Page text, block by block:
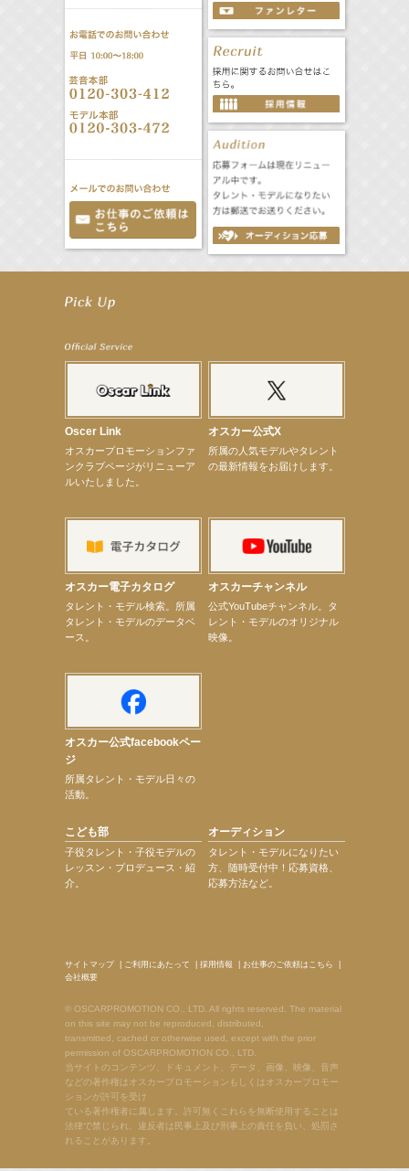
【武井咲】ENFÖLD 2026 PF/FW archetypeに登場！
【elfin’】8月16日（日）「全世界」発売記念イベント決定！
【elfin’】7thシングル『全世界』がFM TANABEでO.A.決定♪
【昆虫ハンター牧田習】宝塚市立手塚治虫記念館トークショー＆宝塚文化芸術センター昆虫展示イ
ショーゲスト出演！
【定本楓馬】WEB DIGVII 連載企画『東京23時』に登場！
【髙橋ひかる】7月雑誌掲載情報
【elfin’】7thシングル『全世界』がFMふくろうでパワープレイO.A.決定
【elfin’】【辻美優】8月28日（金）「辻美優(elfin’)グレイテスト・ショー」に出演決定！
【elfin’】9月27日（日）「Beauty Voice Theater Reboot Vol.3」開催決定！
【本田紗来】「Ray」9月号発売中！
【宇垣美里】「マンガ【推しの子】展‐星のキセキ‐」オープニングイベント
Oscer Link
オスカープロモーションファ
ンクラブページがリニューア
ルいたしました。
オスカー公式X
所属の人気モデルやタレント
の最新情報をお届けします。
オスカー電子カタログ
タレント・モデル検索。所属
タレント・モデルのデータベ
ース。
オスカーチャンネル
公式YouTubeチャンネル。タ
レント・モデルのオリジナル
映像。
オスカー公式facebookペー
ジ
所属タレント・モデル日々の
活動。
こども部
子役タレント・子役モデルの
レッスン・プロデュース・紹
介。
オーディション
タレント・モデルになりたい
方、随時受付中！応募資格、
応募方法など。
サイトマップ| ご利用にあたって 採用情報 お仕事のご依頼はこちら
会社概要
© OSCARPROMOTION CO., LTD. All rights reserved. The material
on this site may not be reproduced, distributed,
transmitted, cached or otherwise used, except with the prior
permission of OSCARPROMOTION CO., LTD.
当サイトのコンテンツ、ドキュメント、データ、画像、映像、音声
などの著作権はオスカープロモーションもしくはオスカープロモー
ションが許可を受け
ている著作権者に属します。許可無くこれらを無断使用することは
法律で禁じられ、違反者は民事上及び刑事上の責任を負い、処罰さ
れることがあります。